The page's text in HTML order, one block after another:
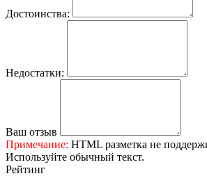
Достоинства:
Недостатки:
Ваш отзыв
Примечание: HTML разметка не
Используйте обычный текст.
Рейтинг